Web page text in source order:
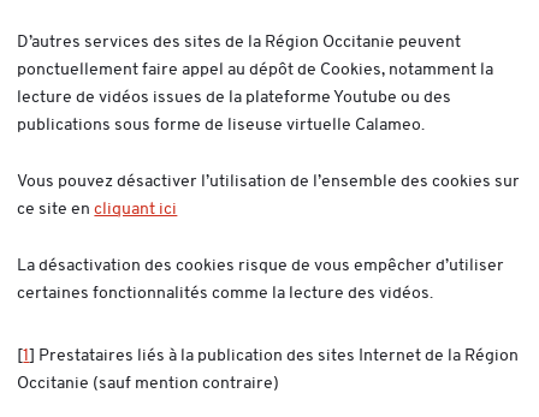
D’autres services des sites de la Région Occitanie peuvent
ponctuellement faire appel au dépôt de Cookies, notamment la
lecture de vidéos issues de la plateforme Youtube ou des
publications sous forme de liseuse virtuelle Calameo.
Vous pouvez désactiver l’utilisation de l’ensemble des cookies sur
ce site encliquant ici
La désactivation des cookies risque de vous empêcher d’utiliser
certaines fonctionnalités comme la lecture des vidéos.
[1] Prestataires liés à la publication des sites Internet de la Région
Occitanie (sauf mention contraire)